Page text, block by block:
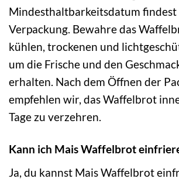
Mindesthaltbarkeitsdatum findest
Verpackung. Bewahre das
kühlen, trockenen und
um die Frische und den
erhalten. Nach dem Öffnen der
empfehlen wir, das Waffelbrot
Tage zu verzehren.
Kann ich Mais Waffelbrot
Ja, du kannst Mais Waffelbrot